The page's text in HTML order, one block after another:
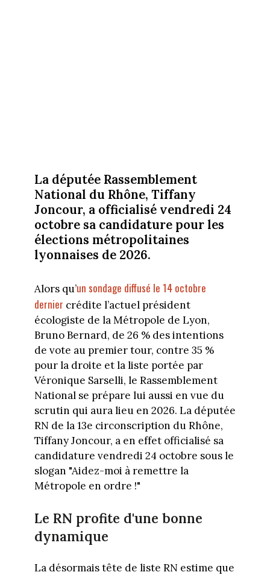
La députée Rassemblement
National du Rhône, Tiffany
Joncour, a officialisé vendredi 24
octobre sa candidature pour les
élections métropolitaines
lyonnaises de 2026.
Alors qu’un sondage diffusé le 14 octobre
dernier crédite l’actuel président
écologiste de la Métropole de Lyon,
Bruno Bernard, de 26 % des intentions
de vote au premier tour, contre 35 %
pour la droite et la liste portée par
Véronique Sarselli, le Rassemblement
National se prépare lui aussi en vue du
scrutin qui aura lieu en 2026. La députée
RN de la 13e circonscription du Rhône,
Tiffany Joncour, a en effet officialisé sa
candidature vendredi 24 octobre sous le
slogan "Aidez-moi à remettre la
Métropole en ordre !"
Le RN profite d'une bonne
dynamique
La désormais tête de liste RN estime que